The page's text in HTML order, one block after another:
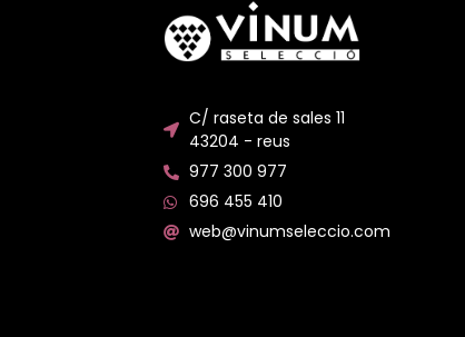
C/ raseta de sales 11
43204 - reus
977 300 977
696 455 410
web@vinumseleccio.com